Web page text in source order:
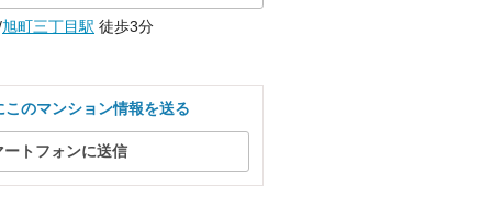
旭町三丁目駅 徒歩3分
のマンション情報を送る
トフォンに送信